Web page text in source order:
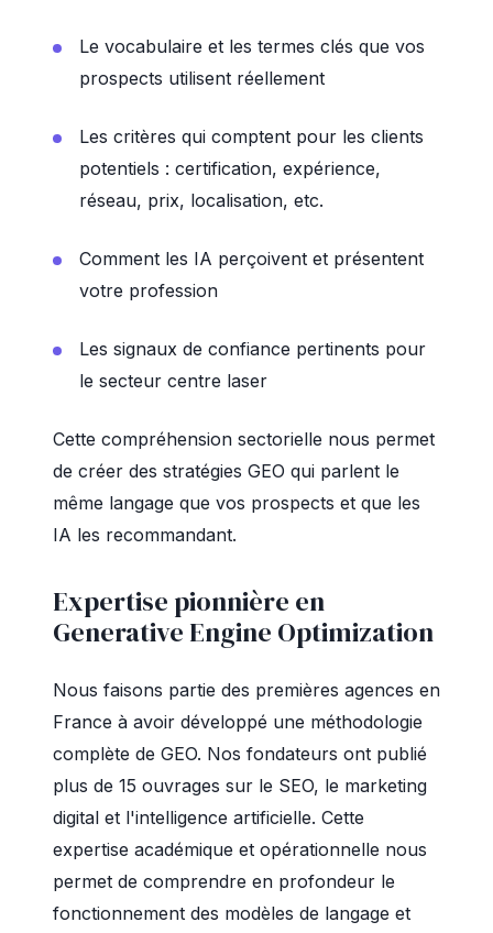
Le vocabulaire et les termes clés que vos
prospects utilisent réellement
Les critères qui comptent pour les clients
potentiels : certification, expérience,
réseau, prix, localisation, etc.
Comment les IA perçoivent et présentent
votre profession
Les signaux de confiance pertinents pour
le secteur centre laser
Cette compréhension sectorielle nous permet
de créer des stratégies GEO qui parlent le
même langage que vos prospects et que les
IA les recommandant.
Expertise pionnière en
Generative Engine Optimization
Nous faisons partie des premières agences en
France à avoir développé une méthodologie
complète de GEO. Nos fondateurs ont publié
plus de 15 ouvrages sur le SEO, le marketing
digital et l'intelligence artificielle. Cette
expertise académique et opérationnelle nous
permet de comprendre en profondeur le
fonctionnement des modèles de langage et